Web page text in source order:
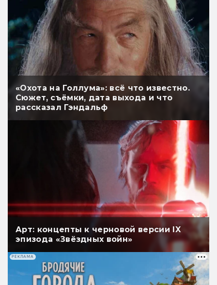
«Охота на Голлума»: всё что известно.
Сюжет, съёмки, дата выхода и что
рассказал Гэндальф
Арт: концепты к черновой версии IX
эпизода «Звёздных войн»
РЕКЛАМА